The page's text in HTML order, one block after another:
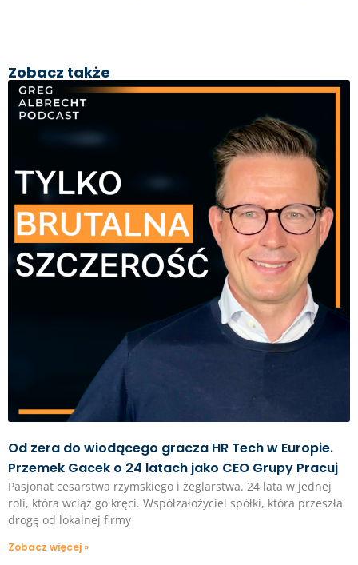
Zobacz także
Od zera do wiodącego gracza HR Tech w Europie.
Przemek Gacek o 24 latach jako CEO Grupy Pracuj
Pasjonat cesarstwa rzymskiego i żeglarstwa. 24 lata w jednej
roli, która wciąż go kręci. Współzałożyciel spółki, która przeszła
drogę od lokalnej firmy
Zobacz więcej »